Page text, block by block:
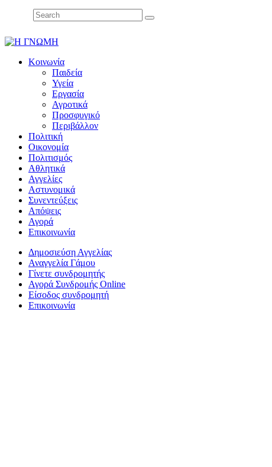
Κοινωνία
Παιδεία
Υγεία
Εργασία
Αγροτικά
Προσφυγικό
Περιβάλλον
Πολιτική
Οικονομία
Πολιτισμός
Αθλητικά
Αγγελίες
Αστυνομικά
Συνεντεύξεις
Απόψεις
Αγορά
Επικοινωνία
Δημοσιεύση Αγγελίας
Αναγγελία Γάμου
Γίνετε συνδρομητής
Αγορά Συνδρομής Online
Είσοδος συνδρομητή
Επικοινωνία